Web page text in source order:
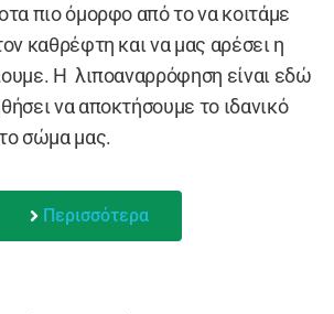
πιο όμορφο από το να κοιτάμε
καθρέφτη και να μας αρέσει η
Η λιποαναρρόφηση είναι εδώ
να αποκτήσουμε το ιδανικό
σώμα μας.
Περισσότερα